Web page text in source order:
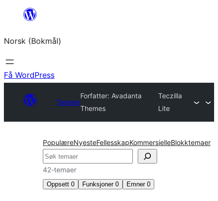
Hopp
innhold
Norsk (Bokmål)
Få WordPress
Temaer
Forfatter: Avadanta
Themes
Teczilla
Lite
PopulæreNyesteFellesskapKommersielleBlokktemaer
Søk
42-temaer
Oppsett 0 Funksjoner 0 Emner 0